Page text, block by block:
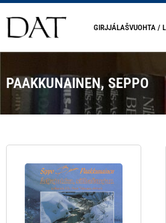
GIRJJÁLAŠVUOHTA /
PAAKKUNAINEN, SEPPO